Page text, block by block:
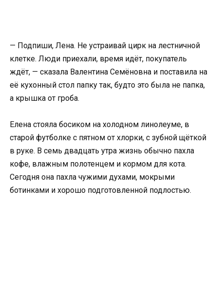
— Подпиши, Лена. Не устраивай цирк на лестничной
клетке. Люди приехали, время идёт, покупатель
ждёт, — сказала Валентина Семёновна и поставила на
её кухонный стол папку так, будто это была не папка,
а крышка от гроба.
Елена стояла босиком на холодном линолеуме, в
старой футболке с пятном от хлорки, с зубной щёткой
в руке. В семь двадцать утра жизнь обычно пахла
кофе, влажным полотенцем и кормом для кота.
Сегодня она пахла чужими духами, мокрыми
ботинками и хорошо подготовленной подлостью.